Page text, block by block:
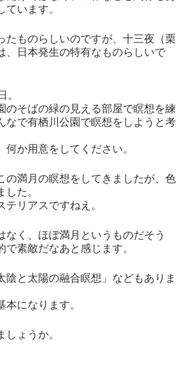
ています。
たものらしいのですが、十三夜（栗
、日本発生の特有なものらしいで
。
のそばの緑の見える部屋で瞑想を練
なで有栖川公園で瞑想をしようと考
か用意をしてください。
の満月の瞑想をしてきましたが、色
た。
テリアスですねえ。
なく、ほぼ満月というものだそう
素敵だなあと感じます。
陰と太陽の融合瞑想」などもありま
本になります。
ょうか。